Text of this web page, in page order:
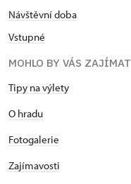
Návštěvní doba
Vstupné
MOHLO BY VÁS ZAJÍMAT
Tipy na výlety
O hradu
Fotogalerie
Zajímavosti